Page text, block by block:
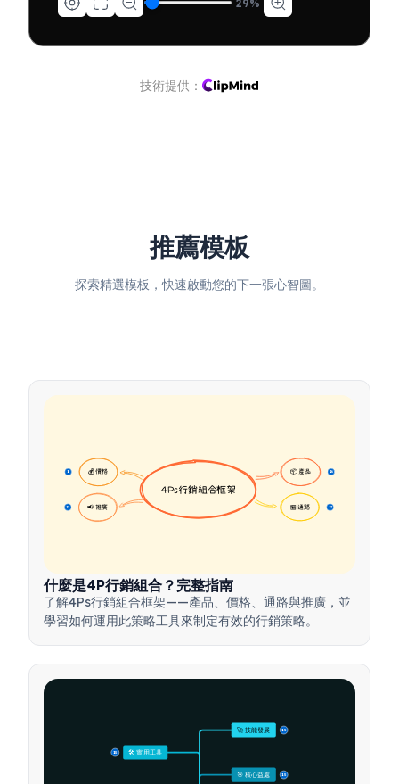
29%
技術提供：
推薦模板
探索精選模板，快速啟動您的下一張心智圖。
📦 產品 16
💰 價格
16
🏪 通路 17
📢 推廣
17
4Ps行銷組合框架
什麼是4P行銷組合？完整指南
了解4Ps行銷組合框架——產品、價格、通路與推廣，並
學習如何運用此策略工具來制定有效的行銷策略。
🎯 核心益處 15
🛠️ 實用工具
15
🚀 技能發展 15